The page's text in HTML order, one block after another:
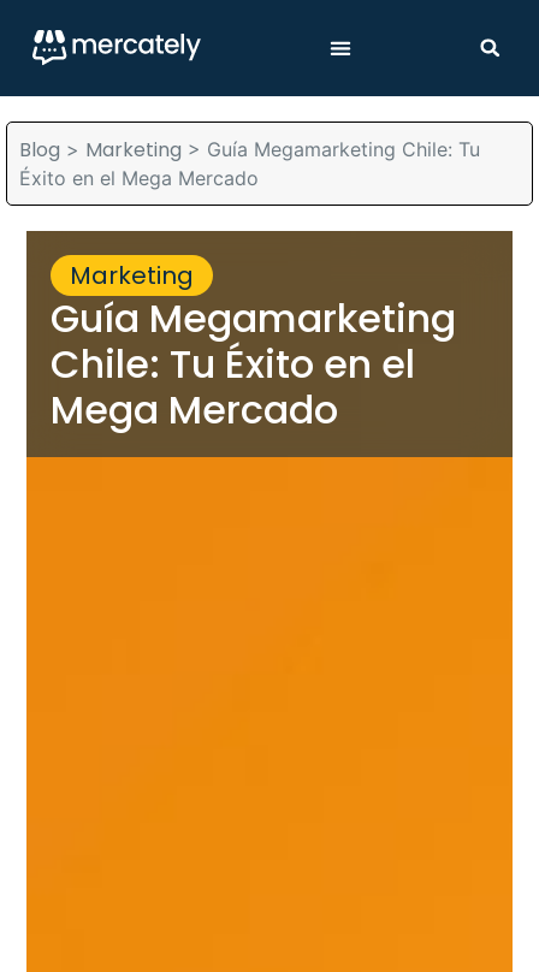
Blog > Marketing > Guía Megamarketing Chile: Tu
Éxito en el Mega Mercado
Marketing
Guía Megamarketing
Chile: Tu Éxito en el
Mega Mercado